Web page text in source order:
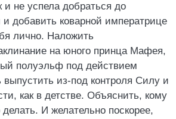
и не успела добраться до
и добавить коварной императрице
лично. Наложить
на юного принца Мафея,
полуэльф под действием
выпустить из-под контроля Силу и
как в детстве. Объяснить, кому
И желательно поскорее,